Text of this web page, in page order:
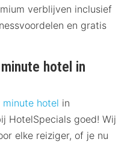
verblijven inclusief
en gratis
hotel in
minute hotel in
HotelSpecials goed! Wij
elke reiziger, of je nu